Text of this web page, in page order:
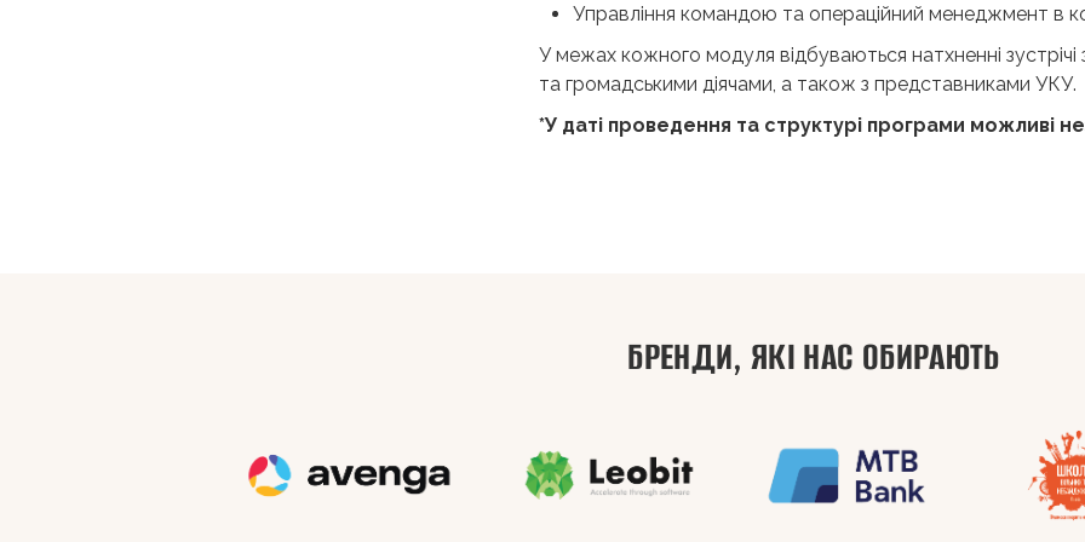
Управління командою та операційний менеджмент в
У межах кожного модуля відбуваються натхненні
та громадськими діячами, а також з представниками УКУ.
*У даті проведення та структурі програми можливі
та управляти командами, створювати конкурентні
для впровадження змін забезпечать особистий успіх та
Учасники отримають:
компанії, які прагнуть розширити знання, вдосконалити
лідерські якості.
«Управління для лідерів» в Бізнес-школі УКУ | Відгук
БРЕНДИ, ЯКІ НАС ОБИРАЮТЬ